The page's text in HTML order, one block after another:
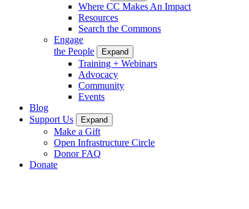
Where CC Makes An Impact
Resources
Search the Commons
Engage
the People
Expand
Training + Webinars
Advocacy
Community
Events
Blog
Support Us
Expand
Make a Gift
Open Infrastructure Circle
Donor FAQ
Donate